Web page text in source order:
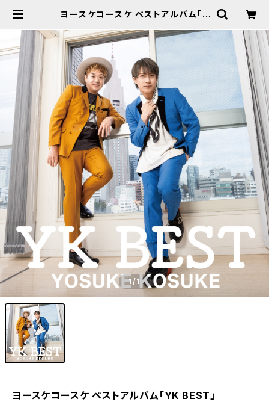
ヨースケコースケ ベストアルバム「Y
HOP
1/1
ヨースケコースケ ベストアルバム「YK BEST」